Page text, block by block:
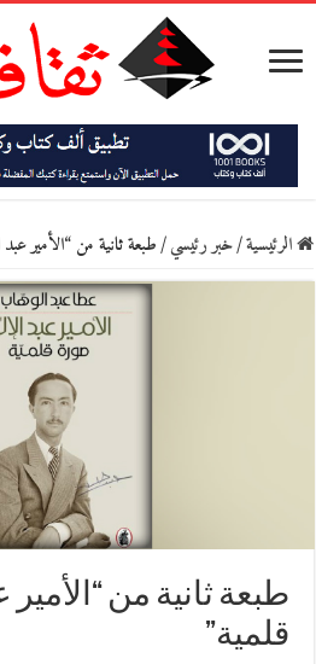
الرئيسية/خبر رئيسي/طبعة ثانية من “الأمير
طبعة ثانية من “الأمير
قلمية”